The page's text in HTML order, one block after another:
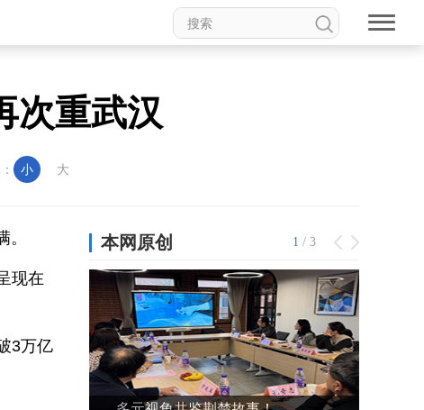
次重武汉
小 大
现在
3万亿